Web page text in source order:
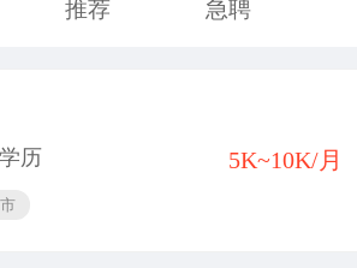
推荐 急聘
历 5K~10K/月